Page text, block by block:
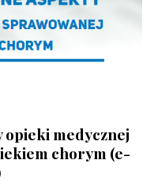
opieki medycznej
chorym (e-